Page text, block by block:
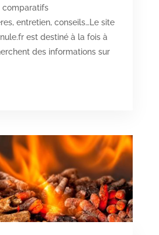
comparatifs
entretien, conseils…Le site
est destiné à la fois à
des informations sur